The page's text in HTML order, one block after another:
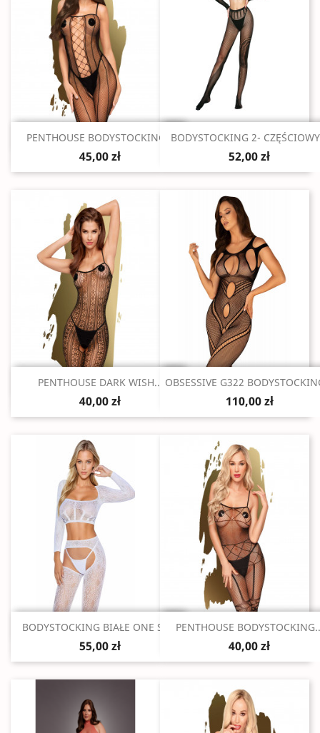
Szybki podgląd
PENTHOUSE BODYSTOCKING...
45,00 zł
Szybki podgląd
BODYSTOCKING 2-
52,00 zł
Szybki podgląd
PENTHOUSE DARK WISH...
40,00 zł
Szybki podgląd
OBSESSIVE G322
110,00 zł
Szybki podgląd
BODYSTOCKING BIAŁE ONE SIZE
55,00 zł
Szybki podgląd
PENTHOUSE
40,00 zł